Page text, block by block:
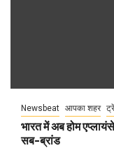
Newsbeat आपका शहर
भारत में अब होम
सब-ब्रांड